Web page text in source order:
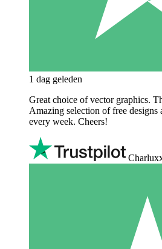
1 dag geleden
Great choice of vector graphics.
Amazing selection of free
every week. Cheers!